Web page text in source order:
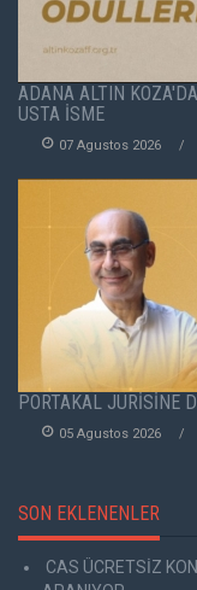
ADANA ALTIN
USTA İSME
07 Agustos 2026
PORTAKAL JÜRİSİNE
05 Agustos 2026
SON EKLENENLER
CAS ÜCRETSİZ